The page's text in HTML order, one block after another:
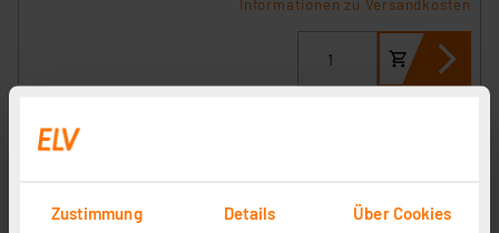
Zustimmung Details Über Cookies
Informationen zu Versandkosten